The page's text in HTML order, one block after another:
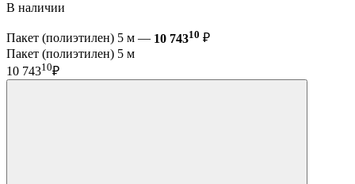
В наличии
Пакет (полиэтилен) 5 м — 10 74310 ₽
Пакет (полиэтилен) 5 м
10 74310₽